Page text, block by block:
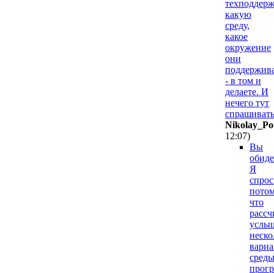
какую
среду,
какое
окружение
они
- в том и
делаете. И
нечего тут
Nikolay_Po
12:07)
Вы
Я
что
среды